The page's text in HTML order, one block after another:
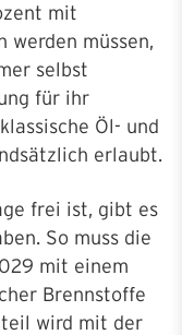
mit
werden müssen,
selbst
für ihr
Öl- und
erlaubt.
frei ist, gibt es
So muss die
mit einem
Brennstoffe
wird mit der